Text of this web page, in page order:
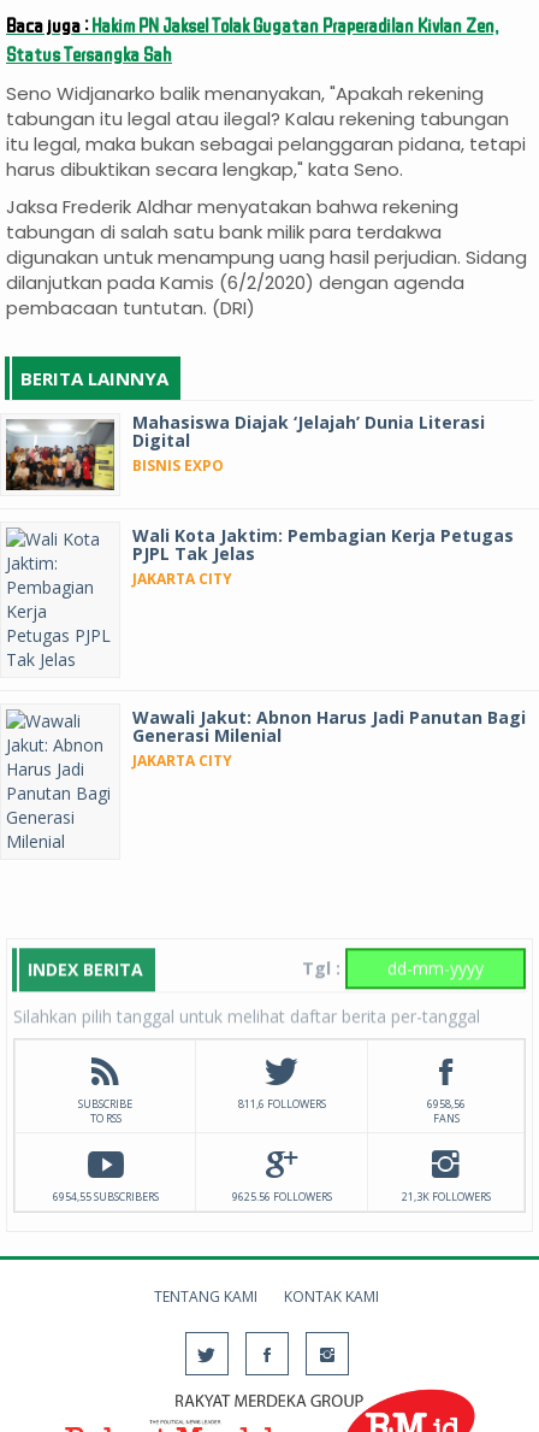
Baca juga :Hakim PN Jaksel Tolak Gugatan Praperadilan Kivlan Zen,
Status Tersangka Sah
Seno Widjanarko balik menanyakan, "Apakah rekening
tabungan itu legal atau ilegal? Kalau rekening tabungan
itu legal, maka bukan sebagai pelanggaran pidana, tetapi
harus dibuktikan secara lengkap," kata Seno.
Jaksa Frederik Aldhar menyatakan bahwa rekening
tabungan di salah satu bank milik para terdakwa
digunakan untuk menampung uang hasil perjudian. Sidang
dilanjutkan pada Kamis (6/2/2020) dengan agenda
pembacaan tuntutan. (DRI)
BERITA LAINNYA
Mahasiswa Diajak ‘Jelajah’ Dunia Literasi
Digital
BISNIS EXPO
Wali Kota Jaktim: Pembagian Kerja Petugas
PJPL Tak Jelas
JAKARTA CITY
Wawali Jakut: Abnon Harus Jadi Panutan Bagi
Generasi Milenial
JAKARTA CITY
INDEX BERITA Tgl :
Silahkan pilih tanggal untuk melihat daftar berita per-tanggal
SUBSCRIBE
TO RSS
811,6 FOLLOWERS
6958,56
FANS
6954,55 SUBSCRIBERS 9625.56 FOLLOWERS 21,3K FOLLOWERS
TENTANG KAMI KONTAK KAMI